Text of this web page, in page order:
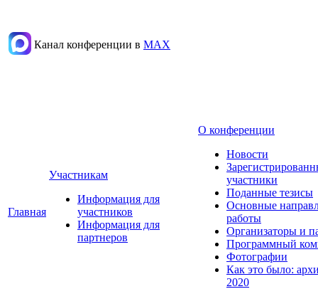
Канал конференции в МАХ
Главная
Участникам
Информация для
участников
Информация для
партнеров
О конференции
Новости
участники
Поданные тезисы
Основные
работы
Организаторы и
Программный
Фотографии
Как это было:
2020